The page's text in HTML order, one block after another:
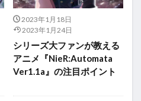
2023年1月18日
2023年1月24日
シリーズ大ファンが教える
アニメ『NieR:Automata
Ver1.1a』の注目ポイント